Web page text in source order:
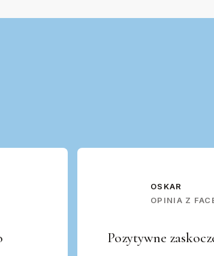
OSKAR
OPINIA Z
Pozytywne